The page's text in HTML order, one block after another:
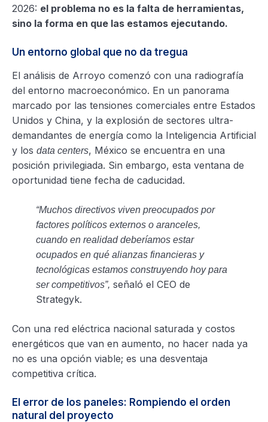
2026: el problema no es la falta de herramientas,
sino la forma en que las estamos ejecutando.
Un entorno global que no da tregua
El análisis de Arroyo comenzó con una radiografía
del entorno macroeconómico. En un panorama
marcado por las tensiones comerciales entre Estados
Unidos y China, y la explosión de sectores ultra-
demandantes de energía como la Inteligencia Artificial
y los data centers, México se encuentra en una
posición privilegiada. Sin embargo, esta ventana de
oportunidad tiene fecha de caducidad.
“Muchos directivos viven preocupados por
factores políticos externos o aranceles,
cuando en realidad deberíamos estar
ocupados en qué alianzas financieras y
tecnológicas estamos construyendo hoy para
ser competitivos”, señaló el CEO de
Strategyk.
Con una red eléctrica nacional saturada y costos
energéticos que van en aumento, no hacer nada ya
no es una opción viable; es una desventaja
competitiva crítica.
El error de los paneles: Rompiendo el orden
natural del proyecto